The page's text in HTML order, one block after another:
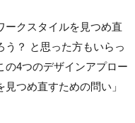
ークスタイルを見つめ直
う？ と思った方もいらっ
の4つのデザインアプロー
つめ直すための問い」